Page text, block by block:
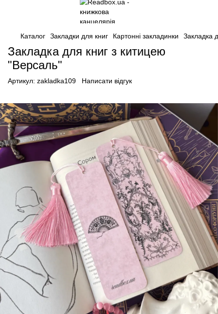
Каталог Закладки для книг Картонні закладинки Закладка
Закладка для книг з китицею
"Версаль"
Артикул: zakladka109 Написати відгук